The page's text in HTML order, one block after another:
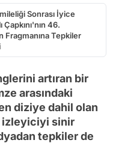
Sonrası İyice
Çapkını'nın 46.
Fragmanına Tepkiler
artıran bir
arasındaki
diziye dahil olan
izleyiciyi sinir
tepkiler de